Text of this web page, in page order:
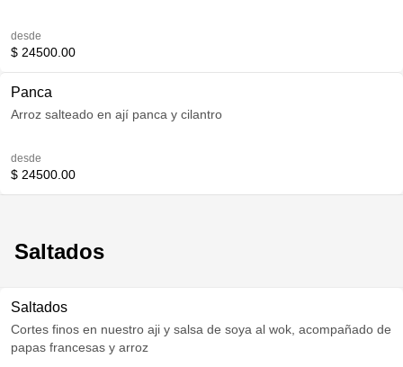
desde
$ 24500.00
Panca
Arroz salteado en ají panca y cilantro
desde
$ 24500.00
Saltados
Saltados
Cortes finos en nuestro aji y salsa de soya al wok, acompañado de
papas francesas y arroz